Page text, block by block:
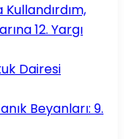
Kullandırdım,
12. Yargı
Dairesi
Beyanları: 9.